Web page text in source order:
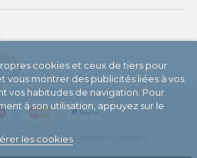
cookies et ceux de tiers pour
vous montrer des publicités liées à vos
vos habitudes de navigation. Pour
à son utilisation, appuyez sur le
les cookiesTous droits réservés.